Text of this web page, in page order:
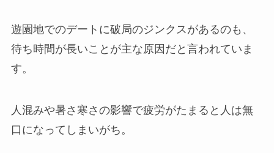
遊園地でのデートに破局のジンクスがあるのも、
待ち時間が長いことが主な原因だと言われていま
す。
人混みや暑さ寒さの影響で疲労がたまると人は無
口になってしまいがち。